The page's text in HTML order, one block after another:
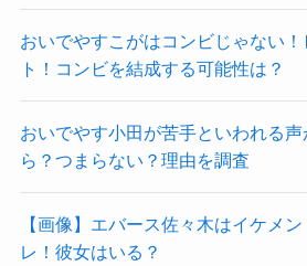
おいでやすこがはコンビじゃない
ト！コンビを結成する可能性は？
おいでやす小田が苦手といわれる
ら？つまらない？理由を調査
【画像】エバース佐々木はイケメ
レ！彼女はいる？